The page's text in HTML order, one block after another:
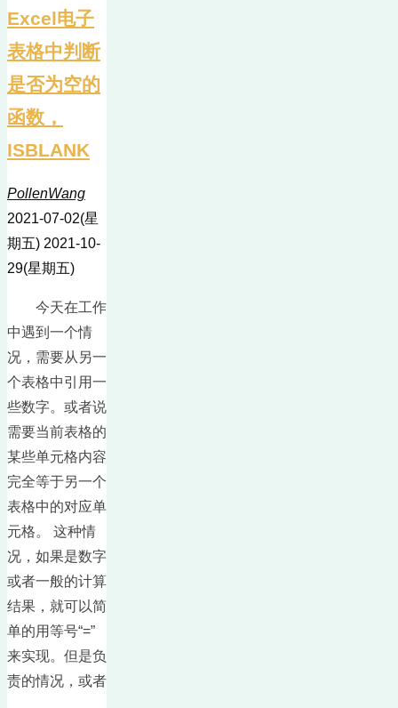
Excel电子
表格中判断
是否为空的
函数，
ISBLANK
PollenWang
2021-07-02(星
期五) 2021-10-
29(星期五)
今天在工作
中遇到一个情
况，需要从另一
个表格中引用一
些数字。或者说
需要当前表格的
某些单元格内容
完全等于另一个
表格中的对应单
元格。 这种情
况，如果是数字
或者一般的计算
结果，就可以简
单的用等号“=”
来实现。但是负
责的情况，或者